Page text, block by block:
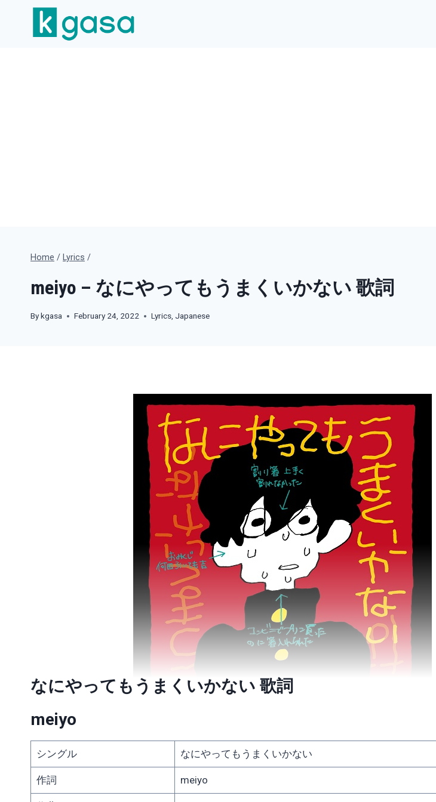
content
Home / Lyrics /
meiyo – なにやってもうまくいかない 歌詞
Bykgasa February 24, 2022 Lyrics, Japanese
なにやってもうまくいかない 歌詞
meiyo
シングル なにやってもうまくいかない
作詞 meiyo